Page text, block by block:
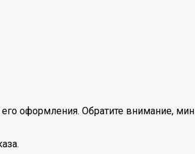
оформления. Обратите внимание,